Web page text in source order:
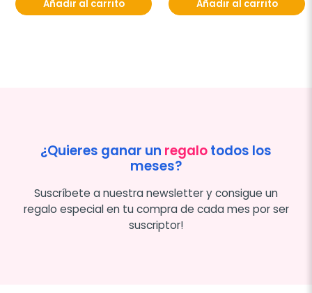
Añadir al carrito Añadir al carrito
¿Quieres ganar un regalotodos los
meses?
Suscríbete a nuestra newsletter y consigue un
regalo especial en tu compra de cada mes por ser
suscriptor!